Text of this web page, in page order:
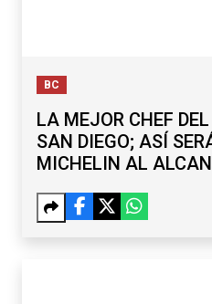
BC
LA MEJOR CHEF
SAN DIEGO; ASÍ
MICHELIN AL